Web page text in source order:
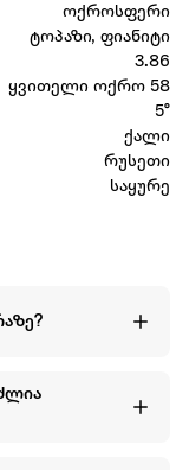
ოქროსფერი
ტოპაზი, ფიანიტი
3.86
ყვითელი ოქრო 58
5°
ქალი
რუსეთი
საყურე